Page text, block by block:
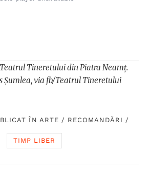
Tineretului din Piatra Neamț.
Șumlea, via fb/Teatrul Tineretului
ÎN ARTE / RECOMANDĂRI /
TIMP LIBER